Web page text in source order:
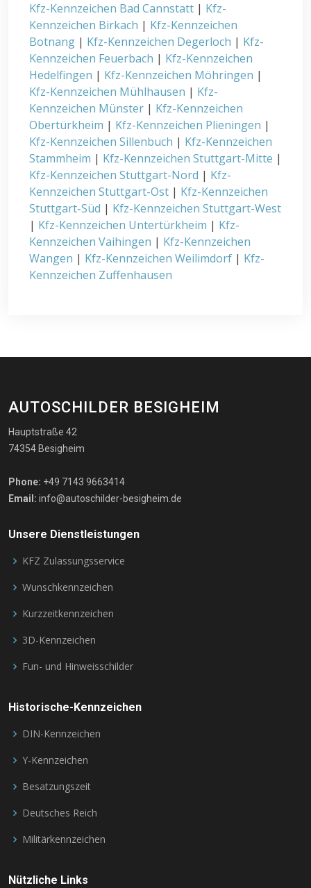
Kfz-Kennzeichen Bad Cannstatt | Kfz-
Kennzeichen Birkach | Kfz-Kennzeichen
Botnang | Kfz-Kennzeichen Degerloch | Kfz-
Kennzeichen Feuerbach | Kfz-Kennzeichen
Hedelfingen | Kfz-Kennzeichen Möhringen |
Kfz-Kennzeichen Mühlhausen | Kfz-
Kennzeichen Münster | Kfz-Kennzeichen
Obertürkheim | Kfz-Kennzeichen Plieningen |
Kfz-Kennzeichen Sillenbuch | Kfz-Kennzeichen
Stammheim | Kfz-Kennzeichen Stuttgart-Mitte |
Kfz-Kennzeichen Stuttgart-Nord | Kfz-
Kennzeichen Stuttgart-Ost | Kfz-Kennzeichen
Stuttgart-Süd | Kfz-Kennzeichen Stuttgart-West
| Kfz-Kennzeichen Untertürkheim | Kfz-
Kennzeichen Vaihingen | Kfz-Kennzeichen
Wangen | Kfz-Kennzeichen Weilimdorf | Kfz-
Kennzeichen Zuffenhausen
AUTOSCHILDER BESIGHEIM
Hauptstraße 42
74354 Besigheim
Phone: +49 7143 9663414
Email: info@autoschilder-besigheim.de
Unsere Dienstleistungen
KFZ Zulassungsservice
Wunschkennzeichen
Kurzzeitkennzeichen
3D-Kennzeichen
Fun- und Hinweisschilder
Historische-Kennzeichen
DIN-Kennzeichen
Y-Kennzeichen
Besatzungszeit
Deutsches Reich
Militärkennzeichen
Nützliche Links